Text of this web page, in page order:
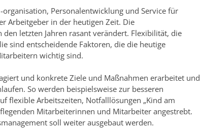
Personalentwicklung und Service für
Arbeitgeber in der heutigen Zeit. Die
letzten Jahren rasant verändert. Flexibilität, die
sind entscheidende Faktoren, die die heutige
wichtig sind.
und konkrete Ziele und Maßnahmen erarbeitet und
So werden beispielsweise zur besseren
flexible Arbeitszeiten, Notfalllösungen „Kind am
Mitarbeiterinnen und Mitarbeiter angestrebt.
soll weiter ausgebaut werden.